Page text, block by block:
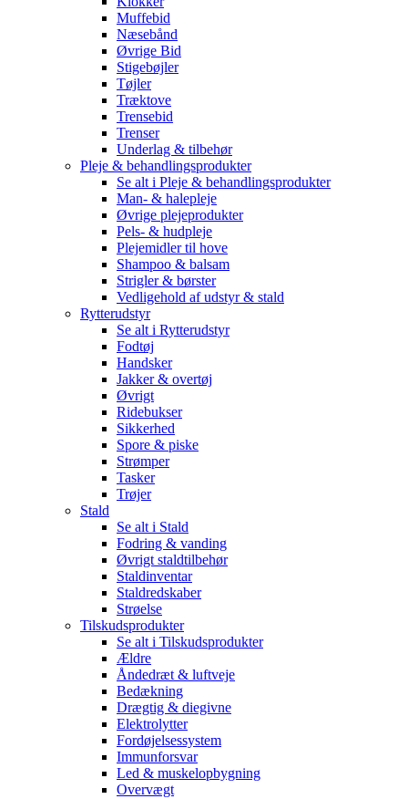
Muffebid
Næsebånd
Øvrige Bid
Stigebøjler
Tøjler
Træktove
Trensebid
Trenser
Underlag & tilbehør
Pleje & behandlingsprodukter
Se alt i Pleje & behandlingsprodukter
Man- & halepleje
Øvrige plejeprodukter
Pels- & hudpleje
Plejemidler til hove
Shampoo & balsam
Strigler & børster
Vedligehold af udstyr & stald
Rytterudstyr
Se alt i Rytterudstyr
Fodtøj
Handsker
Jakker & overtøj
Øvrigt
Ridebukser
Sikkerhed
Spore & piske
Strømper
Tasker
Trøjer
Stald
Se alt i Stald
Fodring & vanding
Øvrigt staldtilbehør
Staldinventar
Staldredskaber
Strøelse
Tilskudsprodukter
Se alt i Tilskudsprodukter
Ældre
Åndedræt & luftveje
Bedækning
Drægtig & diegivne
Elektrolytter
Fordøjelsessystem
Immunforsvar
Led & muskelopbygning
Overvægt